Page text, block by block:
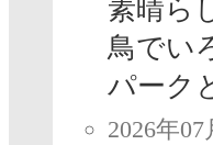
素晴ら
鳥でい
パーク
2026年07